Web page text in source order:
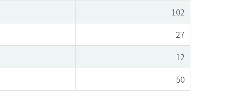
102
27
12
50